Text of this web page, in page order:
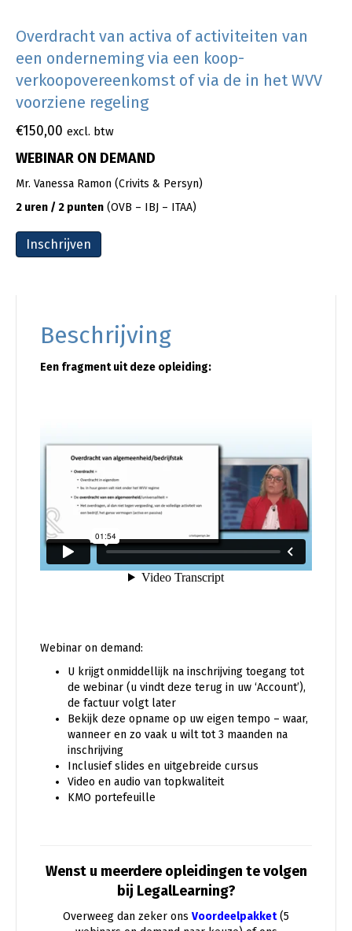
Overdracht van activa of activiteiten van
een onderneming via een koop-
verkoopovereenkomst of via de in het WVV
voorziene regeling
€150,00 excl. btw
WEBINAR ON DEMAND
Mr. Vanessa Ramon (Crivits & Persyn)
2 uren / 2 punten (OVB – IBJ – ITAA)
Inschrijven
Beschrijving
Een fragment uit deze opleiding:
Webinar on demand:
U krijgt onmiddellijk na inschrijving toegang tot
de webinar (u vindt deze terug in uw ‘Account’),
de factuur volgt later
Bekijk deze opname op uw eigen tempo – waar,
wanneer en zo vaak u wilt tot 3 maanden na
inschrijving
Inclusief slides en uitgebreide cursus
Video en audio van topkwaliteit
KMO portefeuille
Wenst u meerdere opleidingen te volgen
bij LegalLearning?
Overweeg dan zeker ons Voordeelpakket(5